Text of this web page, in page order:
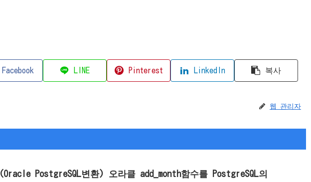
Facebook LINE Pinterest LinkedIn 복사
웹 관리자
(Oracle PostgreSQL변환) 오라클 add_month함수를 PostgreSQL의